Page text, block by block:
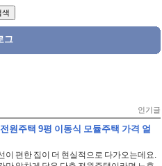
그
인기글
원주택 9평 이동식 모듈주택 가격 얼
이 편한 집이 더 현실적으로 다가오는데요.